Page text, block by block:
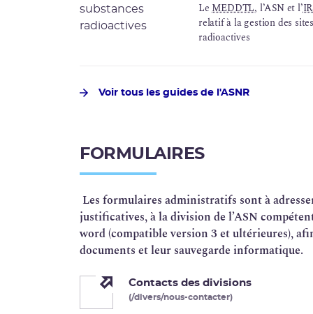
LeMEDDTL, l’ASN et l’
relatif à la gestion des
radioactives
Voir tous les guides de l'ASNR
FORMULAIRES
Les formulaires administratifs sont à
justificatives, à la division de l’ASN
word (compatible version 3 et ultérieures),
documents et leur sauvegarde informatique.
Contacts des divisions
(/divers/nous-contacter)